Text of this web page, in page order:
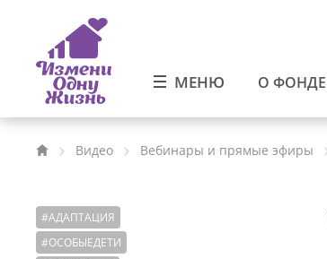
МЕНЮ О ФОНДЕ
Видео Вебинары и прямые эфиры
#АДАПТАЦИЯ
#ОСОБЫЕДЕТИ